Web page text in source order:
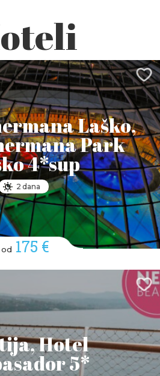
Laško,
Park
4*sup
2 dana
od 175 €
Hotel
5*